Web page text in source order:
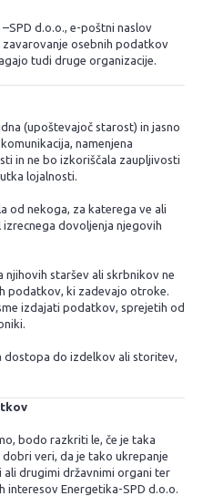
d.o.o., e-poštni naslov
zavarovanje osebnih podatkov
tudi druge organizacije.
(upoštevajoč starost) in jasno
namenjena
in ne bo izkoriščala zaupljivosti
lojalnosti.
od nekoga, za katerega ve ali
dovoljenja njegovih
staršev ali skrbnikov ne
podatkov, ki zadevajo otroke.
izdajati podatkov, sprejetih od
dostopa do izdelkov ali storitev,
bodo razkriti le, če je taka
veri, da je tako ukrepanje
drugimi državnimi organi ter
interesov Energetika-SPD d.o.o.